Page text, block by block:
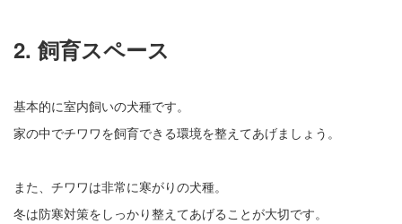
2. 飼育スペース
基本的に室内飼いの犬種です。
家の中でチワワを飼育できる環境を整えてあげましょう。
また、チワワは非常に寒がりの犬種。
冬は防寒対策をしっかり整えてあげることが大切です。